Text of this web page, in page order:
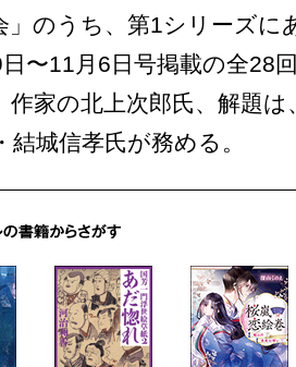
」のうち、第1シリーズに
〜11月6日号掲載の全28
作家の北上次郎氏、解題
結城信孝氏が務める。